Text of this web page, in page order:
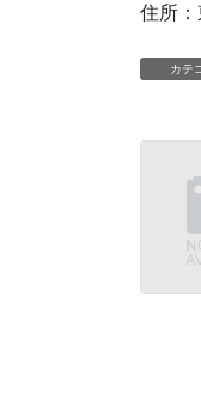
住所
カテ